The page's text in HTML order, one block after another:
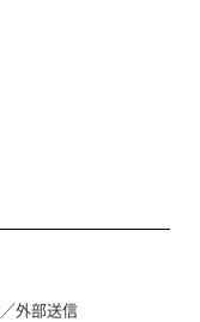
外部送信